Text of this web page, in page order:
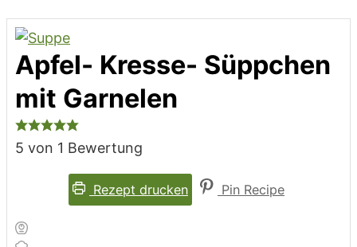
Apfel- Kresse- Süppchen
mit Garnelen
5 von 1 Bewertung
Rezept drucken Pin Recipe